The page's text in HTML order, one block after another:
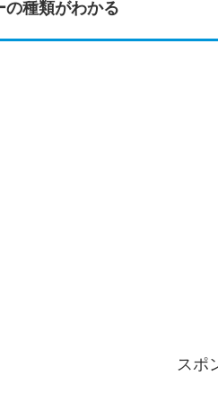
の種類がわかる
スポ